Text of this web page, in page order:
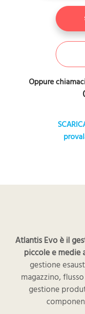
Oppure
Atlantis Evo è il
piccole e medie
gestione
magazzino,
gestione